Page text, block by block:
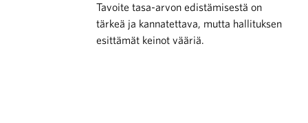
Tavoite tasa-arvon edistämisestä on
tärkeä ja kannatettava, mutta hallituksen
esittämät keinot vääriä.